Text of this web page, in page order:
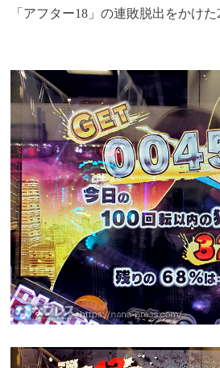
「アフター18」の連敗脱出をかけ